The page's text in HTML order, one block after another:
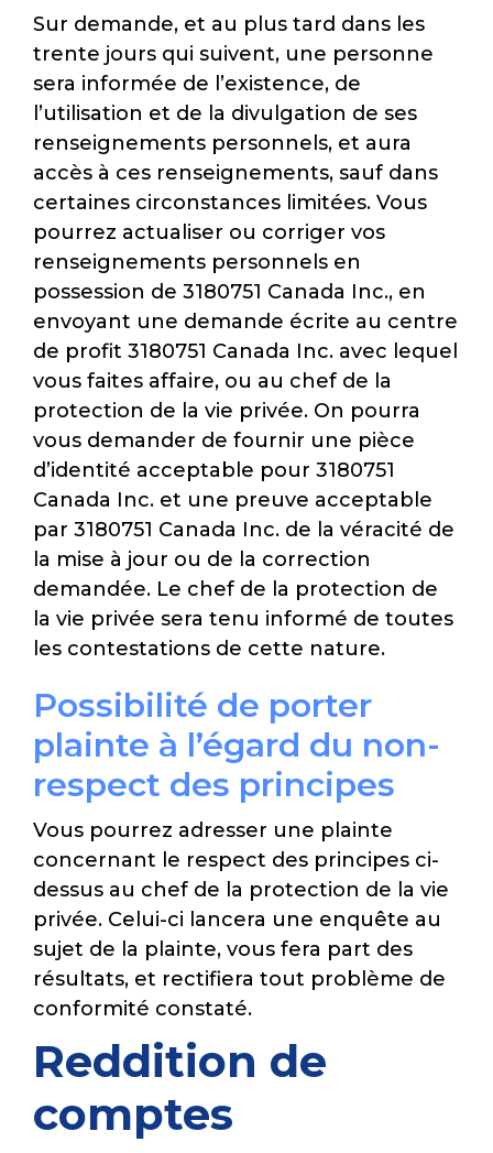
Sur demande, et au plus tard dans les
trente jours qui suivent, une personne
sera informée de l’existence, de
l’utilisation et de la divulgation de ses
renseignements personnels, et aura
accès à ces renseignements, sauf dans
certaines circonstances limitées. Vous
pourrez actualiser ou corriger vos
renseignements personnels en
possession de 3180751 Canada Inc., en
envoyant une demande écrite au centre
de profit 3180751 Canada Inc. avec lequel
vous faites affaire, ou au chef de la
protection de la vie privée. On pourra
vous demander de fournir une pièce
d’identité acceptable pour 3180751
Canada Inc. et une preuve acceptable
par 3180751 Canada Inc. de la véracité de
la mise à jour ou de la correction
demandée. Le chef de la protection de
la vie privée sera tenu informé de toutes
les contestations de cette nature.
Possibilité de porter
plainte à l’égard du non-
respect des principes
Vous pourrez adresser une plainte
concernant le respect des principes ci-
dessus au chef de la protection de la vie
privée. Celui-ci lancera une enquête au
sujet de la plainte, vous fera part des
résultats, et rectifiera tout problème de
conformité constaté.
Reddition de
comptes